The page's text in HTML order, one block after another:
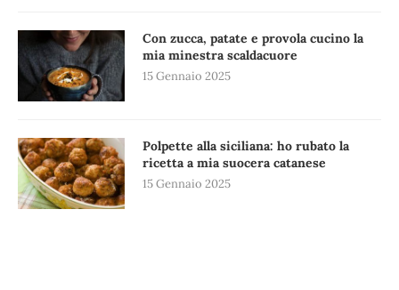
Con zucca, patate e provola cucino la
mia minestra scaldacuore
15 Gennaio 2025
Polpette alla siciliana: ho rubato la
ricetta a mia suocera catanese
15 Gennaio 2025